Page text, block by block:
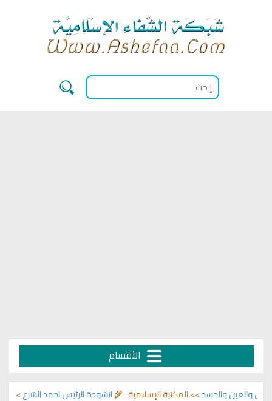
الأقسام
انشودة الرئيس احمد الشرع>> اناشيد >> المكتبة الإسلامية 🌾